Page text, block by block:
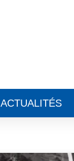
ACTUALITÉS